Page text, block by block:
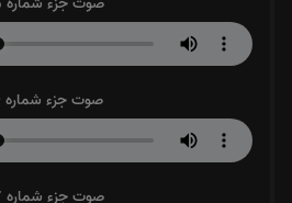
صوت جزء شماره 16
صوت جزء شماره 17